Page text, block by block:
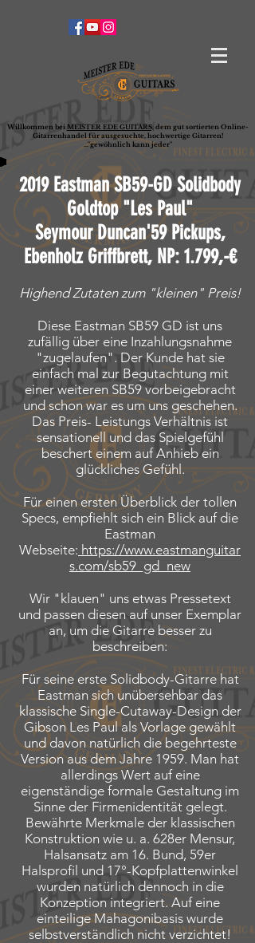
Willkommen bei MEISTER EDE GUITARS,dem gut sortierten Online-
Gitarrenhandel für ausgesuchte, hochwertige Gitarren!
..."gewöhnlich kann jeder"
2019 Eastman SB59-GD Solidbody
Goldtop "Les Paul"
Seymour Duncan'59 Pickups,
Ebenholz Griffbrett, NP: 1.799,-€
Highend Zutaten zum "kleinen" Preis!
Diese Eastman SB59 GD ist uns
zufällig über eine Inzahlungsnahme
"zugelaufen". Der Kunde hat sie
einfach mal zur Begutachtung mit
einer weiteren SB59 vorbeigebracht
und schon war es um uns geschehen.
Das Preis- Leistungs Verhältnis ist
sensationell und das Spielgefühl
beschert einem auf Anhieb ein
glückliches Gefühl.
Für einen ersten Überblick der tollen
Specs, empfiehlt sich ein Blick auf die
Eastman
Webseite: https://www.eastmanguitar
s.com/sb59_gd_new
Wir "klauen" uns etwas Pressetext
und passen diesen auf unser Exemplar
an, um die Gitarre besser zu
beschreiben:
Für seine erste Solidbody-Gitarre hat
Eastman sich unübersehbar das
klassische Single-Cutaway-Design der
Gibson Les Paul als Vorlage gewählt
und davon natürlich die begehrteste
Version aus dem Jahre 1959. Man hat
allerdings Wert auf eine
eigenständige formale Gestaltung im
Sinne der Firmenidentität gelegt.
Bewährte Merkmale der klassischen
Konstruktion wie u. a. 628er Mensur,
Halsansatz am 16. Bund, 59er
Halsprofil und 17°-Kopfplattenwinkel
wurden natürlich dennoch in die
Konzeption integriert. Auf eine
einteilige Mahagonibasis wurde
selbstverständlich nicht verzichtet!